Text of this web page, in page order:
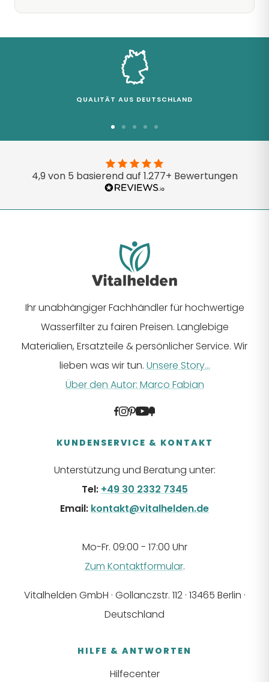
QUALITÄT AUS DEUTSCHLAND
1
gehen
2
gehen
3
gehen
4
gehen
5
gehen
4,9 von 5 basierend auf 1.277+ Bewertungen
Ihr unabhängiger Fachhändler für hochwertige
Wasserfilter zu fairen Preisen. Langlebige
Materialien, Ersatzteile & persönlicher Service. Wir
lieben was wir tun. Unsere Story...
Über den Autor: Marco Fabian
KUNDENSERVICE & KONTAKT
Unterstützung und Beratung unter:
Tel: +49 30 2332 7345
Email: kontakt@vitalhelden.de
Mo-Fr. 09:00 - 17:00 Uhr
Zum Kontaktformular.
Vitalhelden GmbH · Gollanczstr. 112 · 13465 Berlin ·
Deutschland
HILFE & ANTWORTEN
Hilfecenter